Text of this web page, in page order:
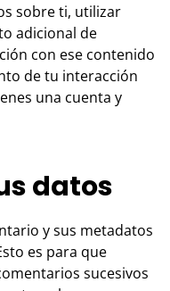
sobre ti, utilizar
adicional de
con ese contenido
de tu interacción
una cuenta y
datos
y sus metadatos
es para que
sucesivos